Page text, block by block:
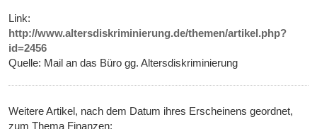
Link:
http://www.altersdiskriminierung.de/themen/artikel.php?
id=2456
Quelle: Mail an das Büro gg. Altersdiskriminierung
Weitere Artikel, nach dem Datum ihres Erscheinens geordnet,
zum Thema Finanzen: